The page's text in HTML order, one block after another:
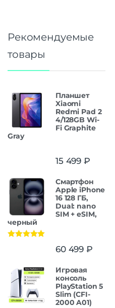
Рекомендуемые
товары
Планшет
Xiaomi
Redmi Pad 2
4/128GB Wi-
Fi Graphite
Gray
15 499 ₽
Смартфон
Apple iPhone
16 128 ГБ,
Dual: nano
SIM + eSIM,
черный
60 499 ₽
Игровая
консоль
PlayStation 5
Slim (CFI-
2000 A01)